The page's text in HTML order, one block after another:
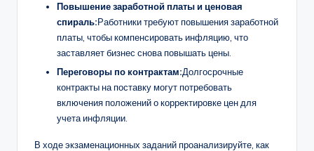
Повышение заработной платы и ценовая
спираль:Работники требуют повышения заработной
платы, чтобы компенсировать инфляцию, что
заставляет бизнес снова повышать цены.
Переговоры по контрактам:Долгосрочные
контракты на поставку могут потребовать
включения положений о корректировке цен для
учета инфляции.
В ходе экзаменационных заданий проанализируйте, как